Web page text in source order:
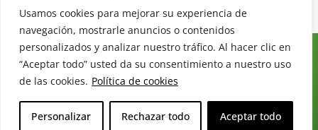
Usamos cookies para mejorar su experiencia de
navegación, mostrarle anuncios o contenidos
personalizados y analizar nuestro tráfico. Al hacer clic en
“Aceptar todo” usted da su consentimiento a nuestro uso
de las cookies. Política de cookies
Personalizar Rechazar todo Aceptar todo
Revista del
Sector
Hortofrutícola
MERCADOS
INICIO
SOMOS
DOSSIER
SECCIONES
FRUTAS
EMPRESA
LEGAL
PRIVACIDAD